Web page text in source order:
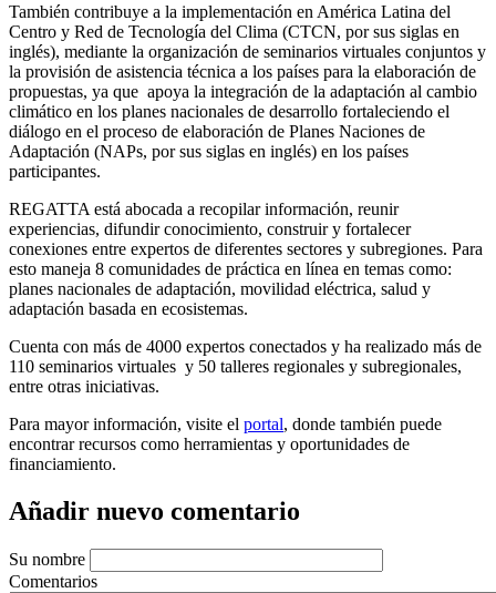
También contribuye a la implementación en América Latina del
Centro y Red de Tecnología del Clima (CTCN, por sus siglas en
inglés), mediante la organización de seminarios virtuales conjuntos y
la provisión de asistencia técnica a los países para la elaboración de
propuestas, ya que apoya la integración de la adaptación al cambio
climático en los planes nacionales de desarrollo fortaleciendo el
diálogo en el proceso de elaboración de Planes Naciones de
Adaptación (NAPs, por sus siglas en inglés) en los países
participantes.
REGATTA está abocada a recopilar información, reunir
experiencias, difundir conocimiento, construir y fortalecer
conexiones entre expertos de diferentes sectores y subregiones. Para
esto maneja 8 comunidades de práctica en línea en temas como:
planes nacionales de adaptación, movilidad eléctrica, salud y
adaptación basada en ecosistemas.
Cuenta con más de 4000 expertos conectados y ha realizado más de
110 seminarios virtuales y 50 talleres regionales y subregionales,
entre otras iniciativas.
Para mayor información, visite el portal, donde también puede
encontrar recursos como herramientas y oportunidades de
financiamiento.
Añadir nuevo comentario
Su nombre
Comentarios